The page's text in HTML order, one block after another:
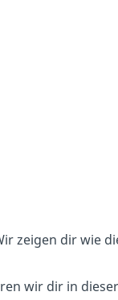
zeigen dir wie
wir dir in